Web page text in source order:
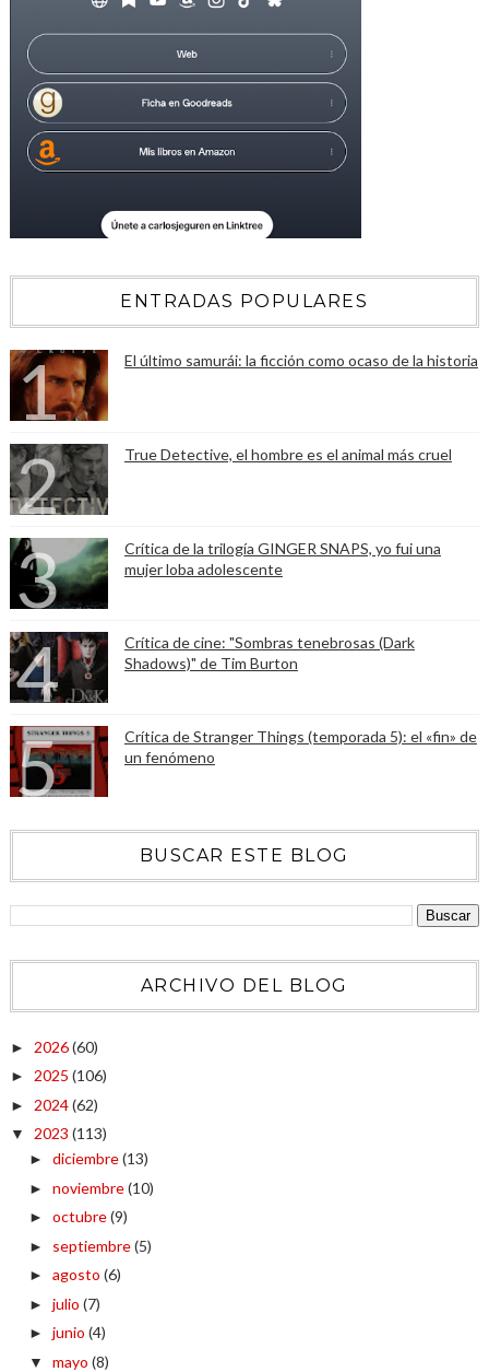
ENTRADAS POPULARES
El último samurái: la ficción como ocaso de la historia
True Detective, el hombre es el animal más cruel
Crítica de la trilogía GINGER SNAPS, yo fui una
mujer loba adolescente
Crítica de cine: "Sombras tenebrosas (Dark
Shadows)" de Tim Burton
Crítica de Stranger Things (temporada 5): el «fin» de
un fenómeno
BUSCAR ESTE BLOG
ARCHIVO DEL BLOG
► 2026(60)
► 2025 (106)
► 2024(62)
▼ 2023 (113)
► diciembre(13)
► noviembre(10)
► octubre(9)
► septiembre(5)
► agosto (6)
► julio (7)
► junio (4)
▼ mayo (8)